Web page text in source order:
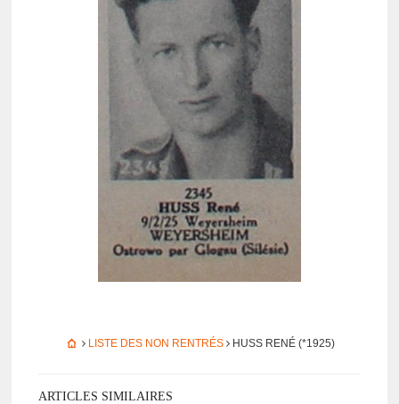
LISTE DES NON RENTRÉS HUSS RENÉ (*1925)
ARTICLES SIMILAIRES